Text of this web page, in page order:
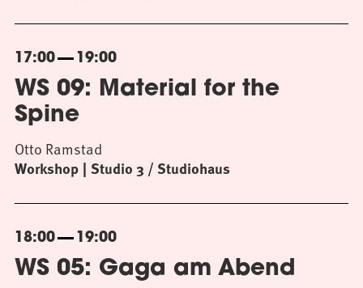
17:00 19:00
WS 09: Material for the
Spine
Workshop Studio 3 / Studiohaus
Otto Ramstad
18:00 19:00
WS 05: Gaga am Abend